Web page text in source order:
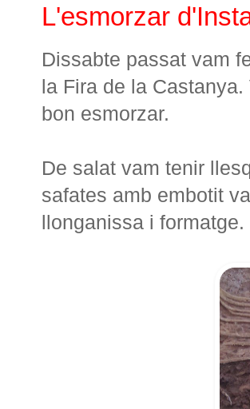
L'esmorzar
Dissabte passat vam
la Fira de la
bon esmorzar.
De salat vam tenir
safates amb embotit
llonganissa i